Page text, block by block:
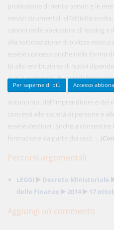
produzione di beni o servizi e le
servizi strumentali all'attività
canoni delle operazioni di leasing e
alla sottoscrizione di polizze
essere concessi anche nella forma
b) alla retribuzione di nuovi
c) al pagamento di corsi di
professionale e le capacità
autonomo, dell'imprenditore e dei
concessi alle società di persone e
essere destinati anche a consentire
formazione da parte dei soci; ...
Percorsi argomentali
LEGGI Decreto Ministeriale
delle Finanze
2014 17
Aggiungi un commento
Per saperne di più Accesso